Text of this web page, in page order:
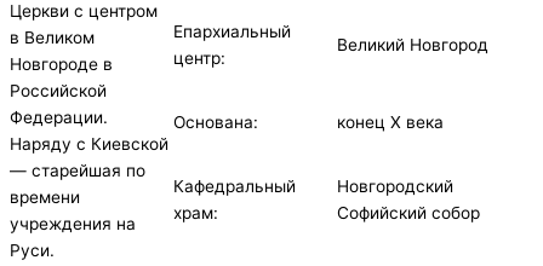
Епархиальный
центр:
Великий Новгород
Основана: конец X века
Кафедральный
храм:
Новгородский
Софийский собор
Церкви с центром
в Великом
Новгороде в
Российской
Федерации.
Наряду с Киевской
— старейшая по
времени
учреждения на
Руси.